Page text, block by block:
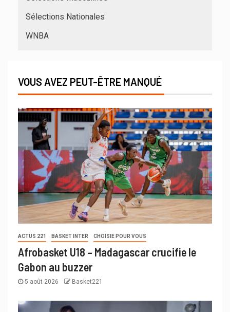
Sélections Nationales
WNBA
VOUS AVEZ PEUT-ÊTRE MANQUÉ
ACTUS 221 BASKET INTER CHOISIE POUR VOUS
Afrobasket U18 – Madagascar crucifie le
Gabon au buzzer
5 août 2026 Basket221